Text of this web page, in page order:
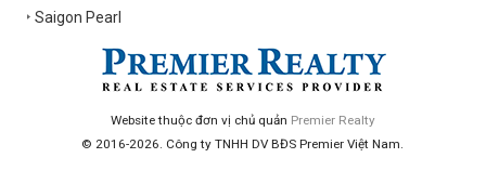
Saigon Pearl
Website thuộc đơn vị chủ quản Premier Realty
© 2016-2026. Công ty TNHH DV BĐS Premier Việt Nam.